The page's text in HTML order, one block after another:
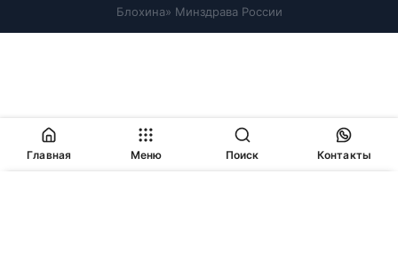
Блохина» Минздрава России
Главная Меню Поиск Контакты